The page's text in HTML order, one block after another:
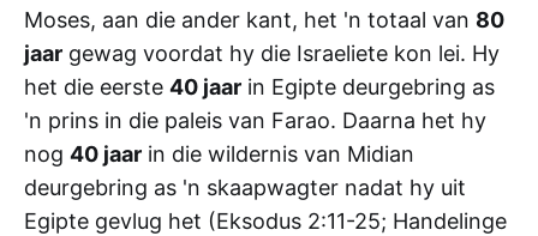
Moses, aan die ander kant, het 'n totaal van 80
jaar gewag voordat hy die Israeliete kon lei. Hy
het die eerste 40 jaar in Egipte deurgebring as
'n prins in die paleis van Farao. Daarna het hy
nog 40 jaar in die wildernis van Midian
deurgebring as 'n skaapwagter nadat hy uit
Egipte gevlug het (Eksodus 2:11-25; Handelinge